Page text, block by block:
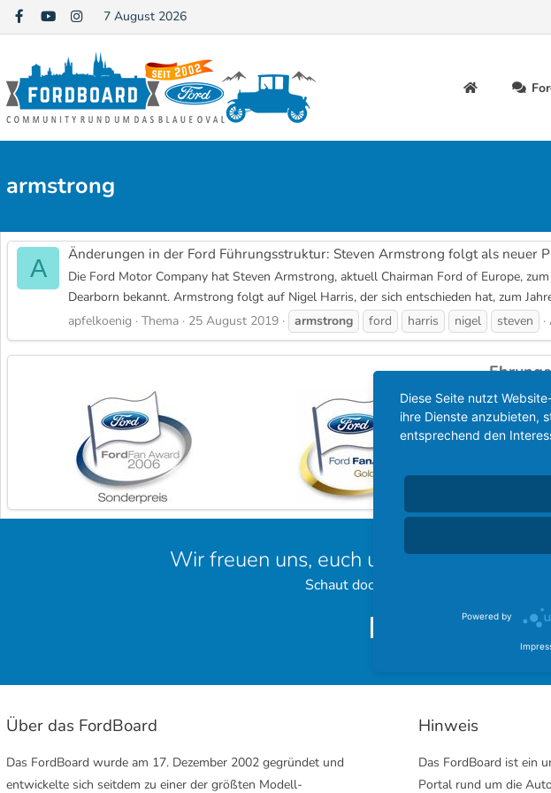
7 August 2026
armstrong
A Änderungen in der Ford Führungsstruktur: Steven Armstrong folgt als neuer
Die Ford Motor Company hat Steven Armstrong, aktuell Chairman Ford of Europe,
Dearborn bekannt. Armstrong folgt auf Nigel Harris, der sich entschieden hat, zum
apfelkoenig
Thema 25 August 2019 armstrong ford harris nigel steven
Wir freuen uns, euch unsere
Schaut doch einmal bei unseren
Ford
Über das FordBoard
Das FordBoard wurde am 17. Dezember 2002 gegründet und
entwickelte sich seitdem zu einer der größten Modell-
Hinweis
Das FordBoard ist ein
Portal rund um die
Diese Seite nutzt
ihre Dienste anzubieten,
entsprechend den
Powered by